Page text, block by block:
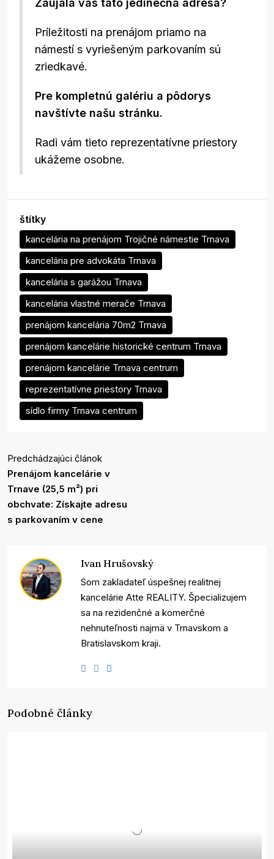
Zaujala vás táto jedinečná adresa?
Príležitosti na prenájom priamo na
námestí s vyriešeným parkovaním sú
zriedkavé.
Pre kompletnú galériu a pôdorys
navštívte našu stránku.
Radi vám tieto reprezentatívne priestory
ukážeme osobne.
štítky
kancelária na prenájom Trojičné námestie Trnava
kancelária pre advokáta Trnava
kancelária s garážou Trnava
kancelária vlastné merače Trnava
prenájom kancelária 70m2 Trnava
prenájom kancelárie historické centrum Trnava
prenájom kancelárie Trnava centrum
reprezentatívne priestory Trnava
sídlo firmy Trnava centrum
Predchádzajúci článok
Prenájom kancelárie v
Trnave (25,5 m²) pri
obchvate: Získajte adresu
s parkovaním v cene
Ivan Hrušovský
Som zakladateľ úspešnej realitnej
kancelárie Atte REALITY. Špecializujem
sa na rezidenčné a komerčné
nehnuteľnosti najmä v Trnavskom a
Bratislavskom kraji.
Podobné články